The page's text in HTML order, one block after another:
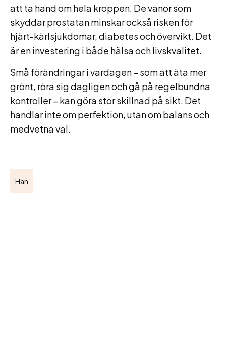
att ta hand om hela kroppen. De vanor som
skyddar prostatan minskar också risken för
hjärt-kärlsjukdomar, diabetes och övervikt. Det
är en investering i både hälsa och livskvalitet.
Små förändringar i vardagen – som att äta mer
grönt, röra sig dagligen och gå på regelbundna
kontroller – kan göra stor skillnad på sikt. Det
handlar inte om perfektion, utan om balans och
medvetna val.
Han